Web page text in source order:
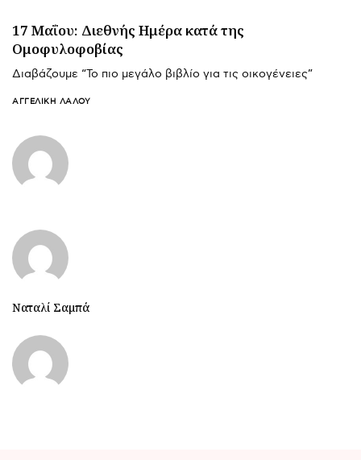
17 Μαΐου: Διεθνής Ημέρα κατά της
Ομοφυλοφοβίας
Διαβάζουμε “Το πιο μεγάλο βιβλίο για τις οικογένειες”
ΑΓΓΕΛΙΚΉ ΛΆΛΟΥ
Ναταλί Σαμπά